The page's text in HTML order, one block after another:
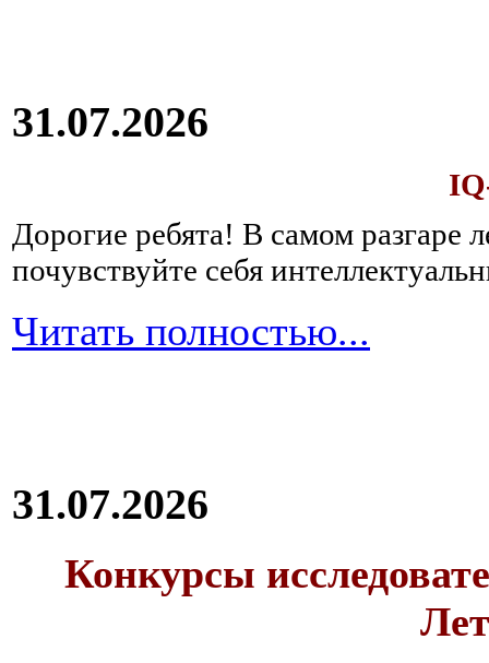
31.07.2026
Дорогие ребята! В самом разгаре
почувствуйте себя
Читать полностью...
31.07.2026
Конкурсы